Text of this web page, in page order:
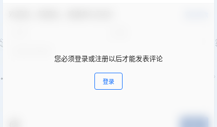
您必须登录或注册以后才能发表评论
登录